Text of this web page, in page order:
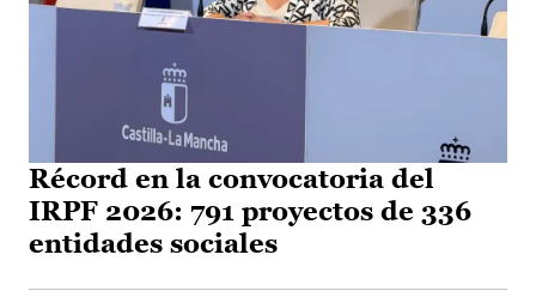
Récord en la convocatoria del
IRPF 2026: 791 proyectos de 336
entidades sociales